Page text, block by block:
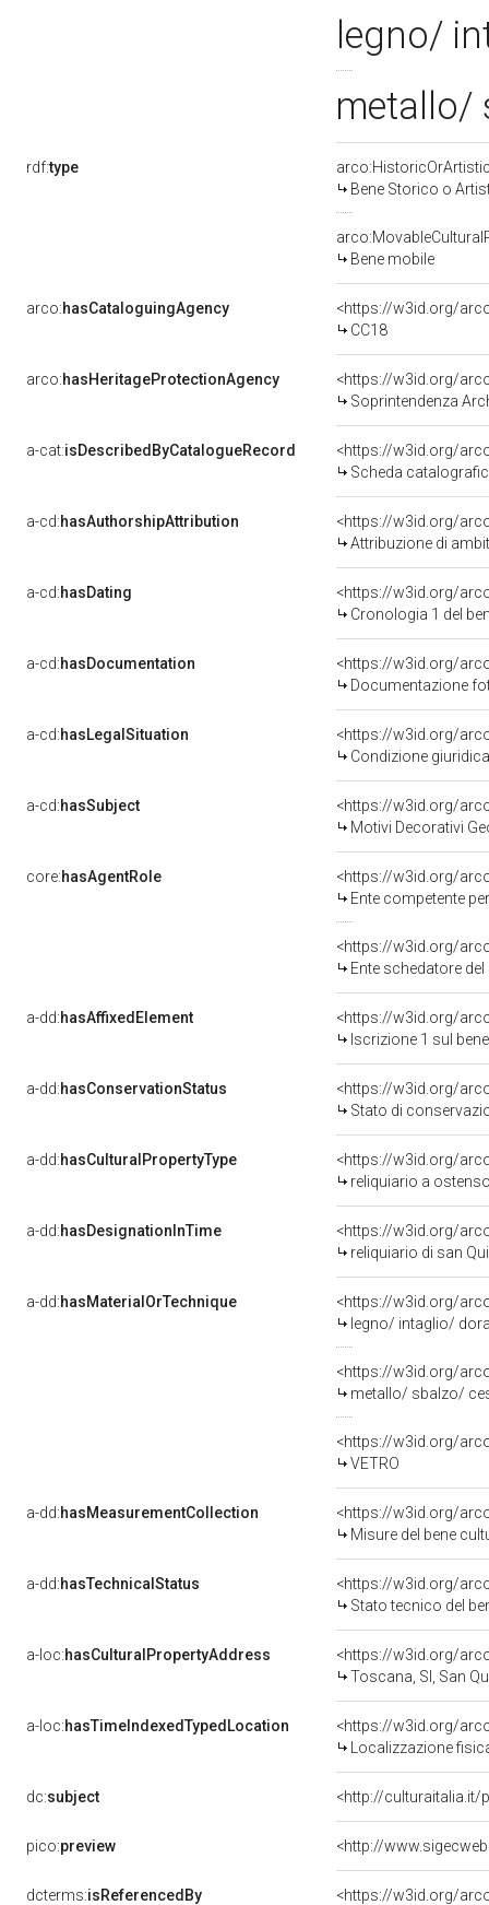
legno/
metallo/
rdf:type
Bene Storico o
Bene mobile
arco:hasCataloguingAgency
<https://w3id.org/
CC18
arco:hasHeritageProtectionAgency
<https://w3id.org/
Soprintendenza
a-cat:isDescribedByCatalogueRecord
<https://w3id.org/
Scheda
a-cd:hasAuthorshipAttribution
<https://w3id.org/
Attribuzione di
a-cd:hasDating
<https://w3id.org/
Cronologia 1 del
a-cd:hasDocumentation
Documentazione
a-cd:hasLegalSituation
Condizione
a-cd:hasSubject
<https://w3id.org/
Motivi Decorativi
core:hasAgentRole
<https://w3id.org/
Ente competente per tutela
<https://w3id.org/
Ente schedatore
a-dd:hasAffixedElement
<https://w3id.org/
Iscrizione 1 sul
a-dd:hasConservationStatus
<https://w3id.org/
Stato di
a-dd:hasCulturalPropertyType
<https://w3id.org/
reliquiario a
a-dd:hasDesignationInTime
reliquiario di san
a-dd:hasMaterialOrTechnique
<https://w3id.org/
legno/ intaglio/
<https://w3id.org/
metallo/ sbalzo/
<https://w3id.org/
VETRO
a-dd:hasMeasurementCollection
<https://w3id.org/
Misure del bene
a-dd:hasTechnicalStatus
<https://w3id.org/
Stato tecnico del
a-loc:hasCulturalPropertyAddress
<https://w3id.org/
Toscana, SI, San
a-loc:hasTimeIndexedTypedLocation
<https://w3id.org/
Localizzazione
dc:subject <http://culturaitalia.it/
pico:preview <http://
dcterms:isReferencedBy
<https://w3id.org/